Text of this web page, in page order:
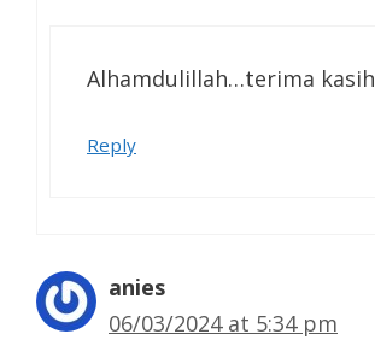
Alhamdulillah…terima kasih
Reply
anies
06/03/2024 at 5:34 pm